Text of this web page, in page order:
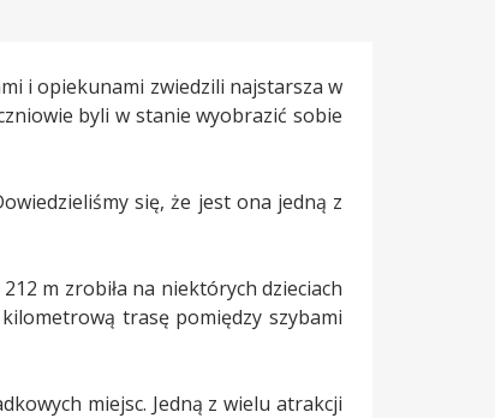
i opiekunami zwiedzili najstarsza w
byli w stanie wyobrazić sobie
się, że jest ona jedną z
m zrobiła na niektórych dzieciach
trasę pomiędzy szybami
miejsc. Jedną z wielu atrakcji